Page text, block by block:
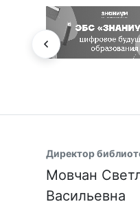
Директор
Мовчан
Васильевна